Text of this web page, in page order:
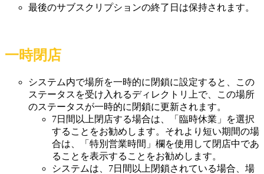
最後のサブスクリプションの終了日は保持されます。
一時閉店
システム内で場所を一時的に閉鎖に設定すると、この
ステータスを受け入れるディレクトリ上で、この場所
のステータスが一時的に閉鎖に更新されます。
7日間以上閉店する場合は、「臨時休業」を選択
することをお勧めします。それより短い期間の場
合は、「特別営業時間」欄を使用して閉店中であ
ることを表示することをお勧めします。
システムは、7日間以上閉鎖されている場合、場